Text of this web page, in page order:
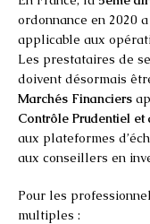
ordonnance en 2020
applicable aux
Les prestataires de
doivent désormais
Marchés Financiers
Contrôle Prudentiel et
aux plateformes
aux conseillers en
Pour les
multiples :